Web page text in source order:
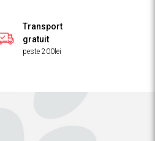
Transport
gratuit
peste 200lei